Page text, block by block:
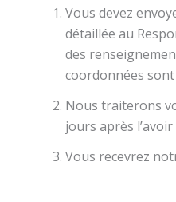
Vous devez
détaillée au
des
coordonnées
Nous traiterons
jours après l’avoir
Vous recevrez